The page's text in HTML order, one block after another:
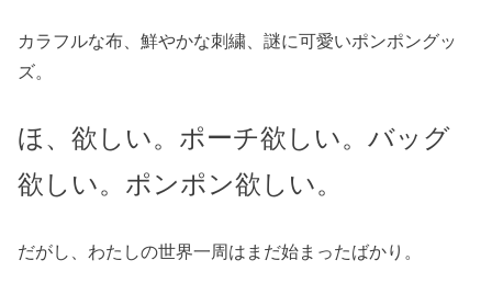
カラフルな布、鮮やかな刺繍、謎に可愛いポンポングッ
ズ。
ほ、欲しい。ポーチ欲しい。バッグ
欲しい。ポンポン欲しい。
だがし、わたしの世界一周はまだ始まったばかり。